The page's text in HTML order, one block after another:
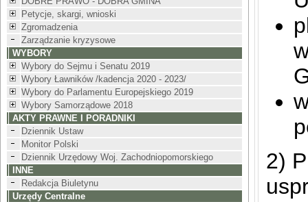
Petycje, skargi, wnioski
Zgromadzenia
Zarządzanie kryzysowe
WYBORY
Wybory do Sejmu i Senatu 2019
Wybory Ławników /kadencja 2020 - 2023/
Wybory do Parlamentu Europejskiego 2019
Wybory Samorządowe 2018
AKTY PRAWNE I PORADNIKI
Dziennik Ustaw
Monitor Polski
Dziennik Urzędowy Woj. Zachodniopomorskiego
INNE
Redakcja Biuletynu
Urzędy Centralne
2)